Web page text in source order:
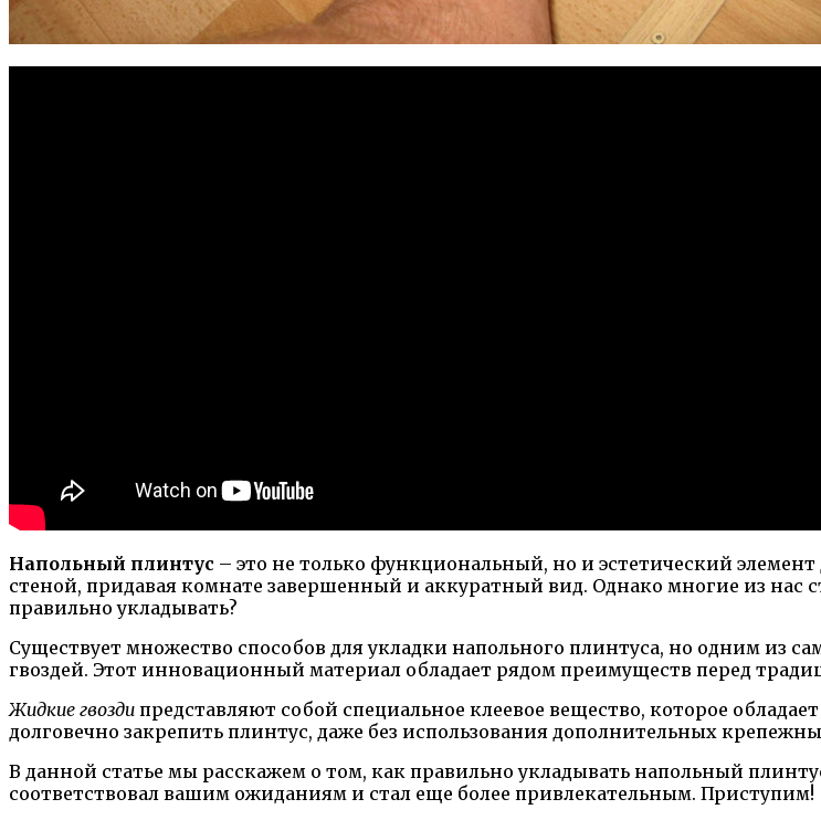
Напольный плинтус – это не только функциональный, но и эстетический
стеной, придавая комнате завершенный и аккуратный вид. Однако многие из нас
правильно укладывать?
Существует множество способов для укладки напольного плинтуса, но одним из
гвоздей. Этот инновационный материал обладает рядом преимуществ перед
Жидкие гвозди представляют собой специальное клеевое вещество, которое
долговечно закрепить плинтус, даже без использования дополнительных
В данной статье мы расскажем о том, как правильно укладывать напольный
соответствовал вашим ожиданиям и стал еще более привлекательным. Приступим!